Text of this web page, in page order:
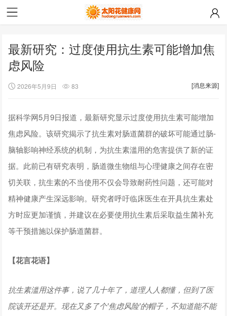
最新研究：过度使用抗生素可能增加焦
虑风险
2026年5月9日 83 [消息来源]
据科学网5月9日报道，最新研究显示过度使用抗生素可能增加
焦虑风险。该研究揭示了抗生素对肠道菌群的破坏可能通过肠-
脑轴影响神经系统的机制，为抗生素滥用的危害提供了新的证
据。此前已有研究表明，肠道微生物组与心理健康之间存在密
切关联，抗生素的不当使用不仅会导致耐药性问题，还可能对
精神健康产生深远影响。研究者呼吁临床医生在开具抗生素处
方时应更加谨慎，并建议在必要使用抗生素后采取益生菌补充
等干预措施以保护肠道菌群。
【花言花语】
抗生素滥用这件事，说了几十年了，道理人人都懂，但到了医
院该开还是开。现在又多了个'焦虑风险'的帽子，不知道能不能